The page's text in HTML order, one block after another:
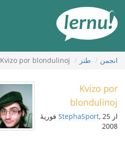
محتوا
انجمن طنز Kvizo por blondulinoj
Kvizo por
blondulinoj
از StephaSport , 25 فوریهٔ
2008